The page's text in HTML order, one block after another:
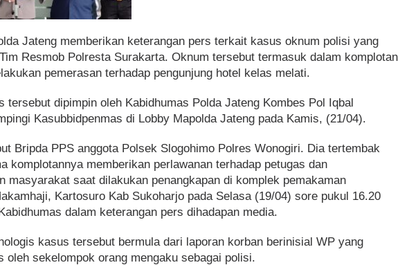
Jateng memberikan keterangan pers terkait kasus oknum polisi yang
Resmob Polresta Surakarta. Oknum tersebut termasuk dalam komplotan
pemerasan terhadap pengunjung hotel kelas melati.
tersebut dipimpin oleh Kabidhumas Polda Jateng Kombes Pol Iqbal
Kasubbidpenmas di Lobby Mapolda Jateng pada Kamis, (21/04).
Bripda PPS anggota Polsek Slogohimo Polres Wonogiri. Dia tertembak
komplotannya memberikan perlawanan terhadap petugas dan
masyarakat saat dilakukan penangkapan di komplek pemakaman
Kartosuro Kab Sukoharjo pada Selasa (19/04) sore pukul 16.20
dalam keterangan pers dihadapan media.
kasus tersebut bermula dari laporan korban berinisial WP yang
oleh sekelompok orang mengaku sebagai polisi.